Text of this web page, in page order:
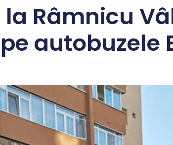
Râmnicu
autobuzele